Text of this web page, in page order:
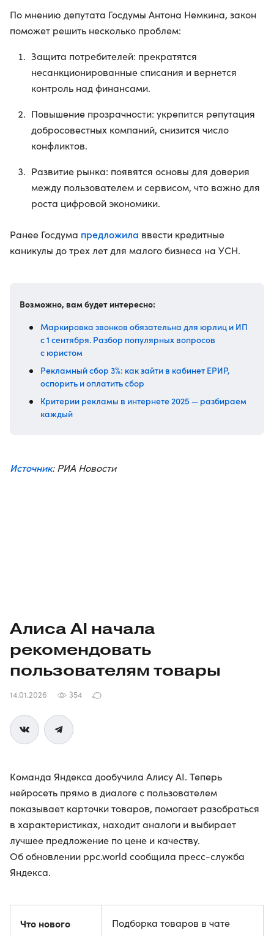
По мнению депутата Госдумы Антона Немкина, закон
поможет решить несколько проблем:
Защита потребителей: прекратятся
несанкционированные списания и вернется
контроль над финансами.
Повышение прозрачности: укрепится репутация
добросовестных компаний, снизится число
конфликтов.
Развитие рынка: появятся основы для доверия
между пользователем и сервисом, что важно для
роста цифровой экономики.
Ранее Госдума предложила ввести кредитные
каникулы до трех лет для малого бизнеса на УСН.
Возможно, вам будет интересно:
Маркировка звонков обязательна для юрлиц и ИП
с 1 сентября. Разбор популярных вопросов
с юристом
Рекламный сбор 3%: как зайти в кабинет ЕРИР,
оспорить и оплатить сбор
Критерии рекламы в интернете 2025 — разбираем
каждый
Источник: РИА Новости
Алиса AI начала
рекомендовать
пользователям товары
14.01.2026 354
Команда Яндекса дообучила Алису AI. Теперь
нейросеть прямо в диалоге с пользователем
показывает карточки товаров, помогает разобраться
в характеристиках, находит аналоги и выбирает
лучшее предложение по цене и качеству.
Об обновлении ppc.world сообщила пресс-служба
Яндекса.
Что нового
Подборка товаров в чате